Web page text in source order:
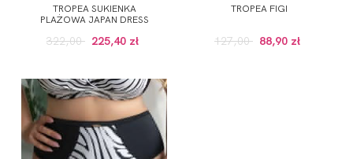
TROPEA SUKIENKA
PLAŻOWA JAPAN DRESS
322,00 225,40 zł
TROPEA FIGI
127,00 88,90 zł